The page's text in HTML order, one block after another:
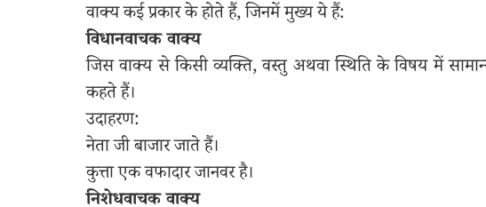
वाक्य कई प्रकार के होते हैं, जिनमें मुख्य ये हैं:
विधानवाचक वाक्य
जिस वाक्य से किसी व्यक्ति, वस्तु अथवा स्थिति के विषय में
कहते हैं।
उदाहरण:
नेता जी बाजार जाते हैं।
कुत्ता एक वफादार जानवर है।